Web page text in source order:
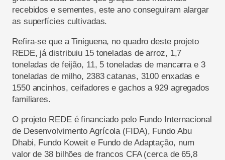
recebidos e sementes, este ano conseguiram alargar
as superfícies cultivadas.
Refira-se que a Tiniguena, no quadro deste projeto
REDE, já distribuiu 15 toneladas de arroz, 1,7
toneladas de feijão, 11, 5 toneladas de mancarra e 3
toneladas de milho, 2383 catanas, 3100 enxadas e
1550 ancinhos, ceifadores e gachos a 929 agregados
familiares.
O projeto REDE é financiado pelo Fundo Internacional
de Desenvolvimento Agrícola (FIDA), Fundo Abu
Dhabi, Fundo Koweit e Fundo de Adaptação, num
valor de 38 bilhões de francos CFA (cerca de 65,8